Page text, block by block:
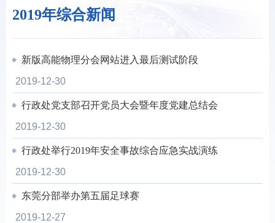
2019年综合新闻
新版高能物理分会网站进入最后测试阶段
2019-12-30
行政处党支部召开党员大会暨年度党建总结会
2019-12-30
行政处举行2019年安全事故综合应急实战演练
2019-12-30
东莞分部举办第五届足球赛
2019-12-27